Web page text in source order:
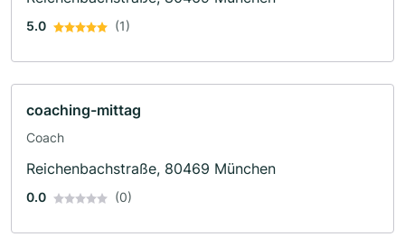
5.0 (1)
coaching-mittag
Coach
Reichenbachstraße, 80469 München
0.0 (0)